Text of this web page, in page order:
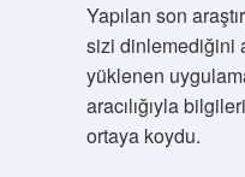
Yapılan son
sizi dinlemediğini
yüklenen
aracılığıyla
ortaya koydu.